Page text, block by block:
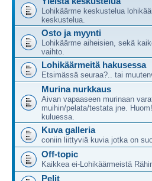
Lohikäärme keskustelua
keskustelua.
Osto ja myynti
Lohikäärme aiheisien, sekä
vaihto.
Lohikäärmeitä hakusessa
Etsimässä seuraa?.. tai
Murina nurkkaus
Aivan vapaaseen murinaan
muihin/pelata/testata jne.
kuluessa.
Kuva galleria
coniin liittyviä kuvia jotka on
Off-topic
Kaikkea ei-Lohikäärmeistä
Pelit